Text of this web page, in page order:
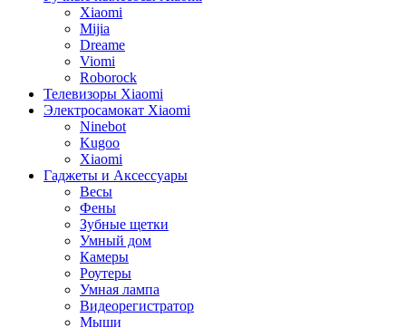
Xiaomi
Mijia
Dreame
Viomi
Roborock
Телевизоры Xiaomi
Электросамокат Xiaomi
Ninebot
Kugoo
Xiaomi
Гаджеты и Аксессуары
Весы
Фены
Зубные щетки
Умный дом
Камеры
Роутеры
Умная лампа
Видеорегистратор
Мыши